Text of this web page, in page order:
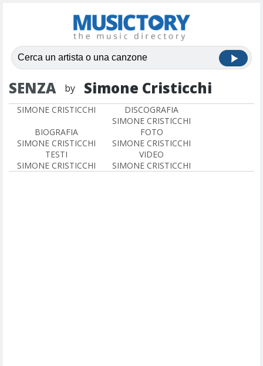
SENZA by Simone Cristicchi
SIMONE CRISTICCHI
DISCOGRAFIA
SIMONE CRISTICCHI
BIOGRAFIA
SIMONE CRISTICCHI
FOTO
SIMONE CRISTICCHI
TESTI
SIMONE CRISTICCHI
VIDEO
SIMONE CRISTICCHI